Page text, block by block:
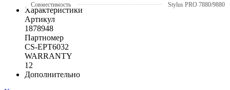
Совместимость Stylus PRO 7880/9880
Характеристики
Артикул
1878948
Партномер
CS-EPT6032
WARRANTY
12
Дополнительно